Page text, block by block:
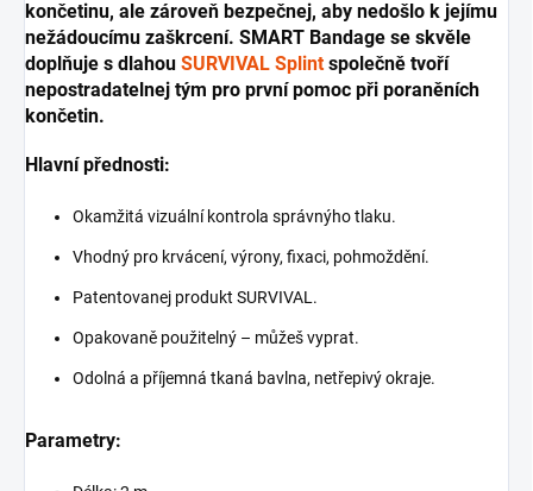
končetinu, ale zároveň bezpečnej, aby nedošlo k jejímu
nežádoucímu zaškrcení. SMART Bandage se skvěle
doplňuje s dlahou SURVIVAL Splintspolečně tvoří
nepostradatelnej tým pro první pomoc při poraněních
končetin.
Hlavní přednosti:
Okamžitá vizuální kontrola správnýho tlaku.
Vhodný pro krvácení, výrony, fixaci, pohmoždění.
Patentovanej produkt SURVIVAL.
Opakovaně použitelný – můžeš vyprat.
Odolná a příjemná tkaná bavlna, netřepivý okraje.
Parametry: